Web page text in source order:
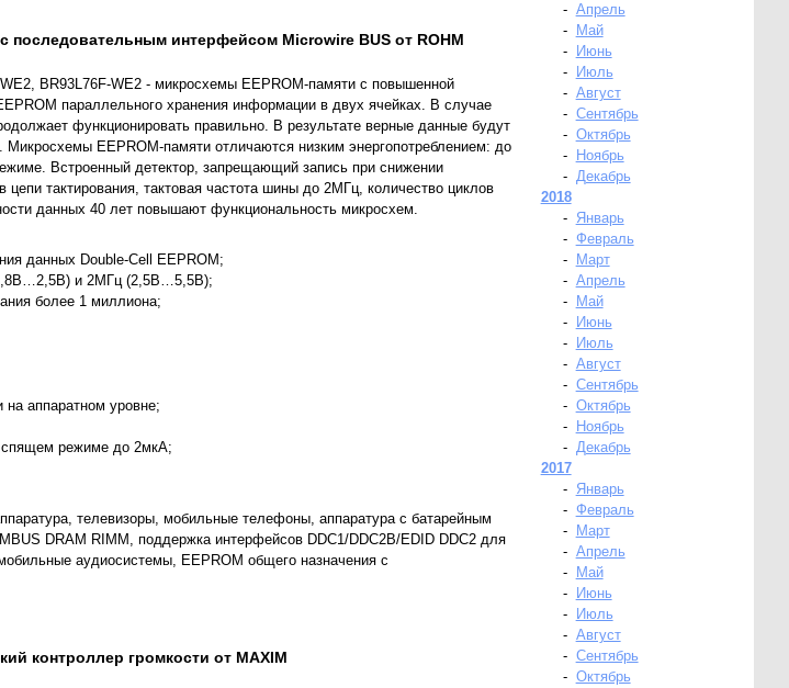
последовательным интерфейсом Microwire BUS от ROHM
BR93L76F-WE2 - микросхемы EEPROM-памяти с повышенной
параллельного хранения информации в двух ячейках. В случае
функционировать правильно. В результате верные данные будут
EEPROM-памяти отличаются низким энергопотреблением: до
Встроенный детектор, запрещающий запись при снижении
тактирования, тактовая частота шины до 2МГц, количество циклов
данных 40 лет повышают функциональность микросхем.
данных Double-Cell EEPROM;
и 2МГц (2,5В…5,5В);
более 1 миллиона;
на аппаратном уровне;
спящем режиме до 2мкА;
телевизоры, мобильные телефоны, аппаратура с батарейным
DRAM RIMM, поддержка интерфейсов DDC1/DDC2B/EDID DDC2 для
аудиосистемы, EEPROM общего назначения с
контроллер громкости от MAXIM
- Апрель
-
Май
-
Июнь
-
Июль
- Август
- Сентябрь
- Октябрь
-
Ноябрь
- Декабрь
2018
-
Январь
- Февраль
-
Март
- Апрель
-
Май
-
Июнь
-
Июль
- Август
- Сентябрь
- Октябрь
-
Ноябрь
- Декабрь
2017
-
Январь
- Февраль
-
Март
- Апрель
-
Май
-
Июнь
-
Июль
- Август
- Сентябрь
- Октябрь